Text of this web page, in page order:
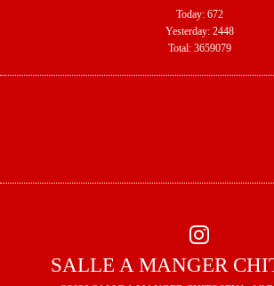
Today: 672
Yesterday: 2448
Total: 3659079
SALLE A MANGER